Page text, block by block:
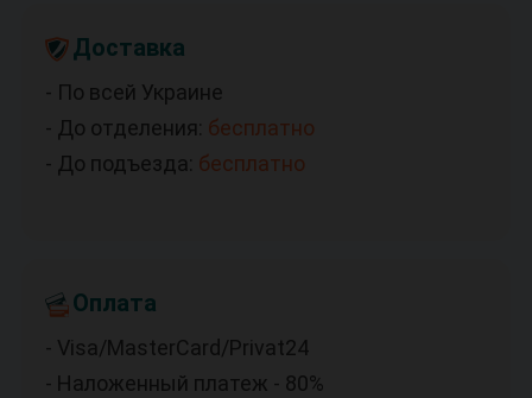
Доставка
- По всей Украине
- До отделения: бесплатно
- До подъезда: бесплатно
Оплата
- Visa/MasterCard/Privat24
- Наложенный платеж - 80%